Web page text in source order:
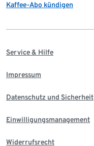
Kaffee-Abo kündigen
Service & Hilfe
Impressum
Datenschutz und Sicherheit
Einwilligungsmanagement
Widerrufsrecht